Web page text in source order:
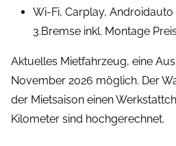
Wi-Fi, Carplay, Androidauto
3.Bremse inkl. Montage
Aktuelles Mietfahrzeug, eine
November 2026 möglich. Der
der Mietsaison einen
Kilometer sind hochgerechnet.